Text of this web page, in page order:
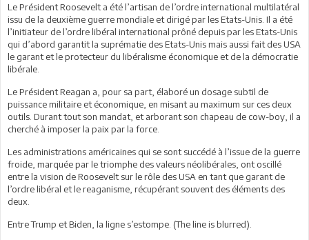
Le Président Roosevelt a été l’artisan de l’ordre international multilatéral
issu de la deuxième guerre mondiale et dirigé par les Etats-Unis. Il a été
l’initiateur de l’ordre libéral international prôné depuis par les Etats-Unis
qui d’abord garantit la suprématie des Etats-Unis mais aussi fait des USA
le garant et le protecteur du libéralisme économique et de la démocratie
libérale.
Le Président Reagan a, pour sa part, élaboré un dosage subtil de
puissance militaire et économique, en misant au maximum sur ces deux
outils. Durant tout son mandat, et arborant son chapeau de cow-boy, il a
cherché à imposer la paix par la force.
Les administrations américaines qui se sont succédé à l’issue de la guerre
froide, marquée par le triomphe des valeurs néolibérales, ont oscillé
entre la vision de Roosevelt sur le rôle des USA en tant que garant de
l’ordre libéral et le reaganisme, récupérant souvent des éléments des
deux.
Entre Trump et Biden, la ligne s’estompe. (The line is blurred).